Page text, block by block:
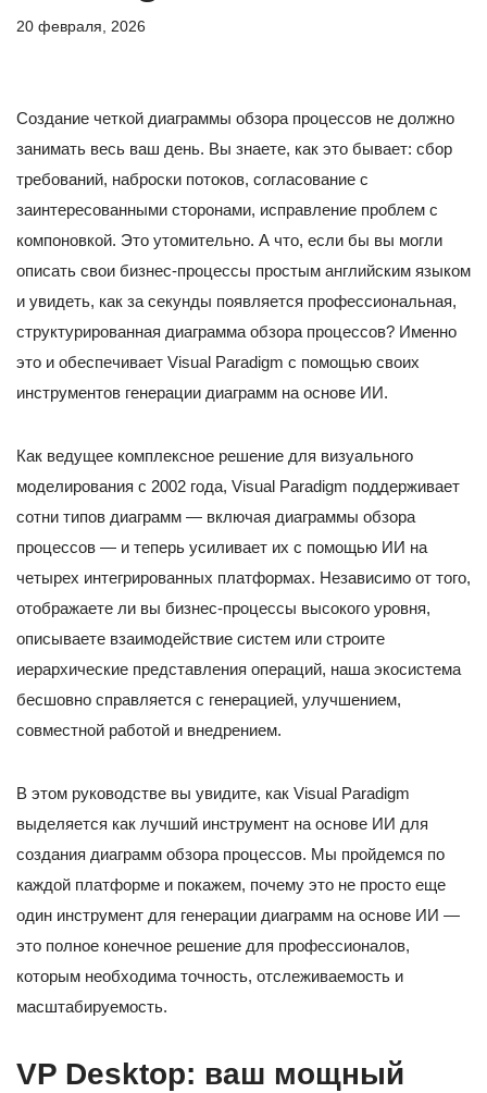
20 февраля, 2026
Создание четкой диаграммы обзора процессов не должно
занимать весь ваш день. Вы знаете, как это бывает: сбор
требований, наброски потоков, согласование с
заинтересованными сторонами, исправление проблем с
компоновкой. Это утомительно. А что, если бы вы могли
описать свои бизнес-процессы простым английским языком
и увидеть, как за секунды появляется профессиональная,
структурированная диаграмма обзора процессов? Именно
это и обеспечивает Visual Paradigm с помощью своих
инструментов генерации диаграмм на основе ИИ.
Как ведущее комплексное решение для визуального
моделирования с 2002 года, Visual Paradigm поддерживает
сотни типов диаграмм — включая диаграммы обзора
процессов — и теперь усиливает их с помощью ИИ на
четырех интегрированных платформах. Независимо от того,
отображаете ли вы бизнес-процессы высокого уровня,
описываете взаимодействие систем или строите
иерархические представления операций, наша экосистема
бесшовно справляется с генерацией, улучшением,
совместной работой и внедрением.
В этом руководстве вы увидите, как Visual Paradigm
выделяется как лучший инструмент на основе ИИ для
создания диаграмм обзора процессов. Мы пройдемся по
каждой платформе и покажем, почему это не просто еще
один инструмент для генерации диаграмм на основе ИИ —
это полное конечное решение для профессионалов,
которым необходима точность, отслеживаемость и
масштабируемость.
VP Desktop: ваш мощный